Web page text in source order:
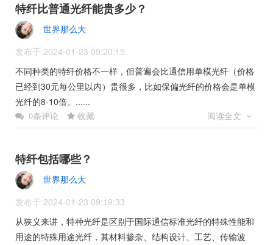
特纤比普通光纤能贵多少？
世界那么大
发布于 2024-01-23 09:20:15
不同种类的特纤价格不一样，但普遍会比通信用单模光纤（价格
已经到30元每公里以内）贵很多，比如保偏光纤的价格会是单模
光纤的8-10倍。......
0条评论 收藏 阅读全文
特纤包括哪些？
世界那么大
发布于 2024-01-23 09:19:33
从狭义来讲，特种光纤是区别于国际通信标准光纤的特殊性能和
用途的特殊用途光纤，其材料掺杂、结构设计、工艺、传输波